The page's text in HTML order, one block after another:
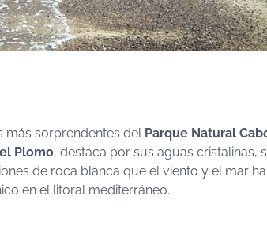
más sorprendentes del Parque Natural
Plomo, destaca por sus aguas cristalinas,
de roca blanca que el viento y el mar
en el litoral mediterráneo.